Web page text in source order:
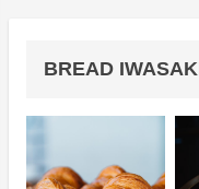
BREAD